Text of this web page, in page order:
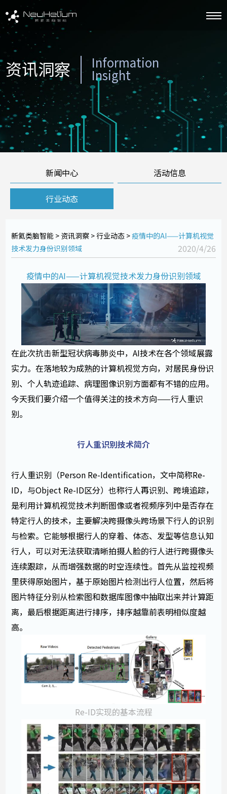
资讯洞察 Information
Insight
新闻中心 活动信息
行业动态
新氦类脑智能 > 资讯洞察 >行业动态 >疫情中的AI——计算机视觉
技术发力身份识别领域
2020/4/26
疫情中的AI——计算机视觉技术发力身份识别领域
在此次抗击新型冠状病毒肺炎中，AI技术在各个领域展露
实力。在落地较为成熟的计算机视觉方向，对居民身份识
别、个人轨迹追踪、病理图像识别方面都有不错的应用。
今天我们要介绍一个值得关注的技术方向——行人重识
别。
行人重识别技术简介
行人重识别（Person Re-Identification，文中简称Re-
ID，与Object Re-ID区分）也称行人再识别、跨境追踪，
是利用计算机视觉技术判断图像或者视频序列中是否存在
特定行人的技术，主要解决跨摄像头跨场景下行人的识别
与检索。它能够根据行人的穿着、体态、发型等信息认知
行人，可以对无法获取清晰拍摄人脸的行人进行跨摄像头
连续跟踪，从而增强数据的时空连续性。首先从监控视频
里获得原始图片，基于原始图片检测出行人位置，然后将
图片特征分别从检索图和数据库图像中抽取出来并计算距
离，最后根据距离进行排序，排序越靠前表明相似度越
高。
Re-ID实现的基本流程